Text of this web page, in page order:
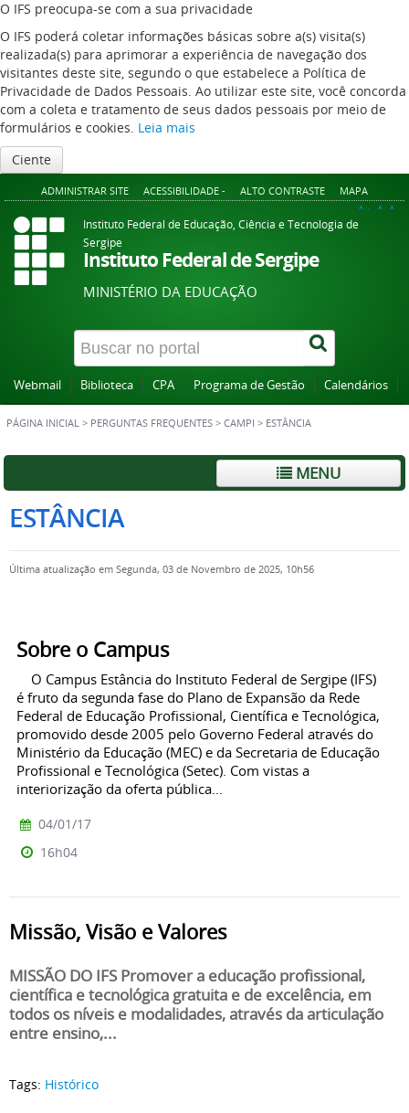
O IFS preocupa-se com a sua privacidade
O IFS poderá coletar informações básicas sobre a(s) visita(s)
realizada(s) para aprimorar a experiência de navegação dos
visitantes deste site, segundo o que estabelece a Política de
Privacidade de Dados Pessoais. Ao utilizar este site, você concorda
com a coleta e tratamento de seus dados pessoais por meio de
formulários e cookies. Leia mais
Ciente
ADMINISTRAR SITE ACESSIBILIDADE - ALTO CONTRASTE MAPA
A+ A A-
Instituto Federal de Educação, Ciência e Tecnologia de
Sergipe
Instituto Federal de Sergipe
MINISTÉRIO DA EDUCAÇÃO
Webmail Biblioteca CPA Programa de Gestão Calendários
PÁGINA INICIAL > PERGUNTAS FREQUENTES > CAMPI > ESTÂNCIA
MENU
ESTÂNCIA
Última atualização em Segunda, 03 de Novembro de 2025, 10h56
Sobre o Campus
O Campus Estância do Instituto Federal de Sergipe (IFS)
é fruto da segunda fase do Plano de Expansão da Rede
Federal de Educação Profissional, Científica e Tecnológica,
promovido desde 2005 pelo Governo Federal através do
Ministério da Educação (MEC) e da Secretaria de Educação
Profissional e Tecnológica (Setec). Com vistas a
interiorização da oferta pública...
04/01/17
16h04
Missão, Visão e Valores
MISSÃO DO IFS Promover a educação profissional,
científica e tecnológica gratuita e de excelência, em
todos os níveis e modalidades, através da articulação
entre ensino,...
Tags: Histórico